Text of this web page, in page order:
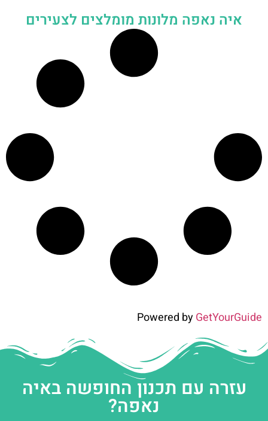
איה נאפה מלונות מומלצים לצעירים
Powered byGetYourGuide
עזרה עם תכנון החופשה באיה
נאפה?